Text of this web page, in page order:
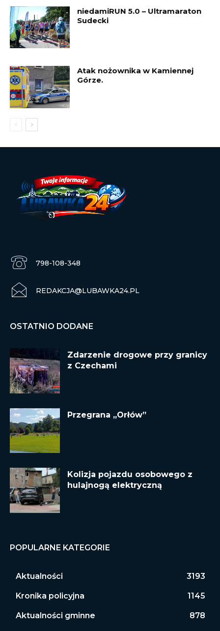
niedamiRUN 5.0 – Ultramaraton
Sudecki
Atak nożownika w Kamiennej
Górze.
798-108-348
REDAKCJA@LUBAWKA24.PL
OSTATNIO DODANE
Zdarzenie drogowe przy granicy
z Czechami
Przegrana „Orłów”
Kolizja pojazdu osobowego z
hulajnogą elektryczną
POPULARNE KATEGORIE
Aktualności 3193
Kronika policyjna 1145
Aktualności gminne 878